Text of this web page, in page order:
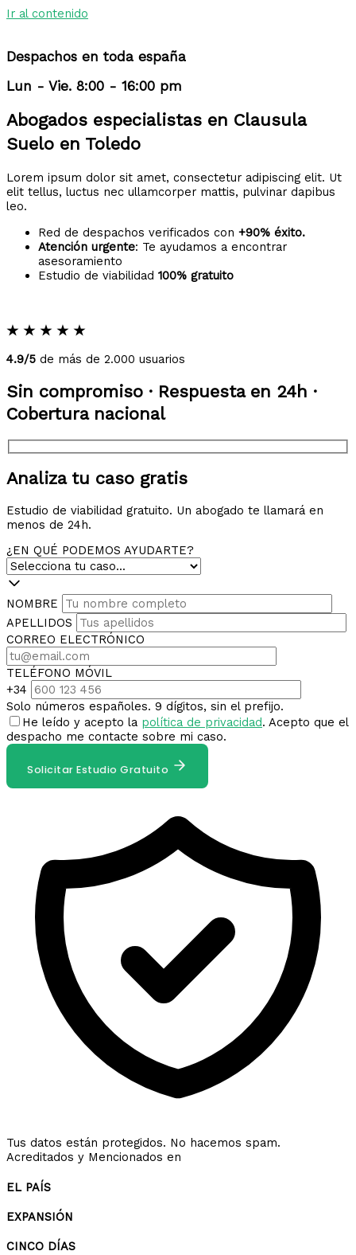
Ir al contenido
Despachos en toda españa
Lun - Vie. 8:00 - 16:00 pm
Abogados especialistas en Clausula
Suelo en Toledo
Lorem ipsum dolor sit amet, consectetur adipiscing elit. Ut
elit tellus, luctus nec ullamcorper mattis, pulvinar dapibus
leo.
Red de despachos verificados con +90% éxito.
Atención urgente: Te ayudamos a encontrar
asesoramiento
Estudio de viabilidad 100% gratuito
★ ★ ★ ★ ★
4.9/5 de más de 2.000 usuarios
Sin compromiso · Respuesta en 24h ·
Cobertura nacional
Analiza tu caso gratis
Estudio de viabilidad gratuito. Un abogado te llamará en
menos de 24h.
¿EN QUÉ PODEMOS AYUDARTE?
NOMBRE
APELLIDOS
CORREO ELECTRÓNICO
TELÉFONO MÓVIL
+34
Solo números españoles. 9 dígitos, sin el prefijo.
He leído y acepto la política de privacidad. Acepto que el
despacho me contacte sobre mi caso.
Solicitar Estudio Gratuito
Tus datos están protegidos. No hacemos spam.
Acreditados y Mencionados en
EL PAÍS
EXPANSIÓN
CINCO DÍAS